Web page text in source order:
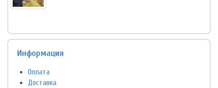
Информация
Оплата
Доставка